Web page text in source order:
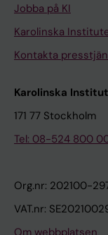
Jobba på KI
Karolinska
Kontakta
Karolinska
171 77 Stockholm
Tel: 08-524 800
Org.nr: 202100-
VAT.nr:
Om webbplatsen